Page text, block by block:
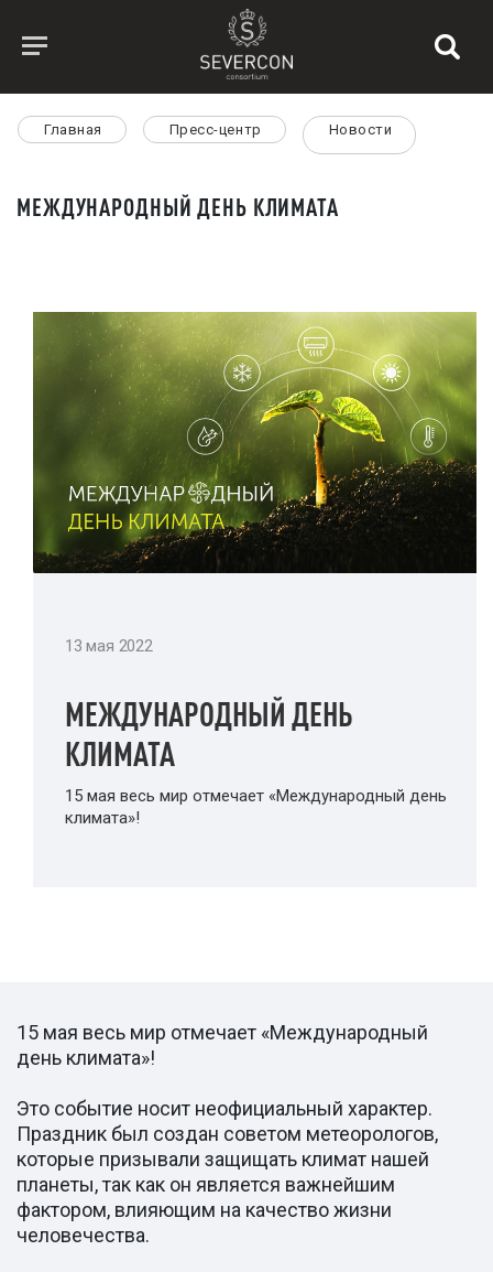
Главная Пресс-центр Новости
МЕЖДУНАРОДНЫЙ ДЕНЬ КЛИМАТА
13 мая 2022
МЕЖДУНАРОДНЫЙ ДЕНЬ
КЛИМАТА
15 мая весь мир отмечает «Международный день
климата»!
15 мая весь мир отмечает «Международный
день климата»!
Это событие носит неофициальный характер.
Праздник был создан советом метеорологов,
которые призывали защищать климат нашей
планеты, так как он является важнейшим
фактором, влияющим на качество жизни
человечества.